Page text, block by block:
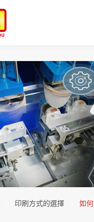
印刷方式的選擇 如